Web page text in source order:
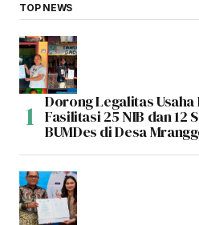
TOP NEWS
Dorong Legalitas Usaha
Fasilitasi 25 NIB dan 12
BUMDes di Desa